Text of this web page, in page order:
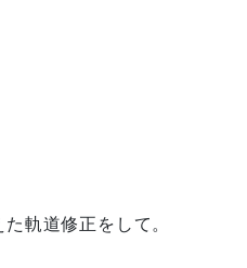
軌道修正をして。